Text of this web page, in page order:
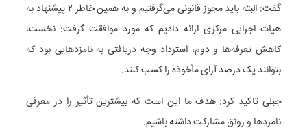
گفت: البته باید مجوز قانونی می‌گرفتیم و به همین خاطر ۲ پیشنهاد به
هیات اجرایی مرکزی ارائه دادیم که مورد موافقت گرفت: نخست،
کاهش تعرفه‌ها و دوم، استرداد وجه دریافتی به نامزدهایی بود که
بتوانند یک درصد آرای مأخوذه را کسب کنند.
جبلی تاکید کرد: هدف ما این است که بیشترین تأثیر را در معرفی
نامزدها و رونق مشارکت داشته باشیم.